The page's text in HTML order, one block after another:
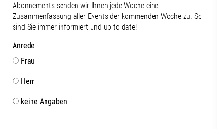
Abonnements senden wir Ihnen jede Woche eine
Zusammenfassung aller Events der kommenden Woche zu. So
sind Sie immer informiert und up to date!
Anrede
Frau
Herr
keine Angaben